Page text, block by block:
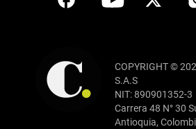
COPYRIGHT ©
S.A.S
NIT: 890901352-3
Carrera 48 N° 30
Antioquia,